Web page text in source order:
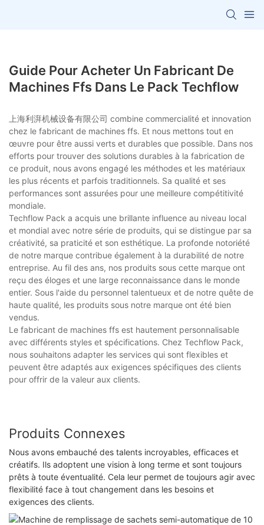
Guide Pour Acheter Un Fabricant De
Machines Ffs Dans Le Pack Techflow
上海利湃机械设备有限公司 combine commercialité et innovation
chez le fabricant de machines ffs. Et nous mettons tout en
œuvre pour être aussi verts et durables que possible. Dans nos
efforts pour trouver des solutions durables à la fabrication de
ce produit, nous avons engagé les méthodes et les matériaux
les plus récents et parfois traditionnels. Sa qualité et ses
performances sont assurées pour une meilleure compétitivité
mondiale.
Techflow Pack a acquis une brillante influence au niveau local
et mondial avec notre série de produits, qui se distingue par sa
créativité, sa praticité et son esthétique. La profonde notoriété
de notre marque contribue également à la durabilité de notre
entreprise. Au fil des ans, nos produits sous cette marque ont
reçu des éloges et une large reconnaissance dans le monde
entier. Sous l'aide du personnel talentueux et de notre quête de
haute qualité, les produits sous notre marque ont été bien
vendus.
Le fabricant de machines ffs est hautement personnalisable
avec différents styles et spécifications. Chez Techflow Pack,
nous souhaitons adapter les services qui sont flexibles et
peuvent être adaptés aux exigences spécifiques des clients
pour offrir de la valeur aux clients.
Produits Connexes
Nous avons embauché des talents incroyables, efficaces et
créatifs. Ils adoptent une vision à long terme et sont toujours
prêts à toute éventualité. Cela leur permet de toujours agir avec
flexibilité face à tout changement dans les besoins et
exigences des clients.